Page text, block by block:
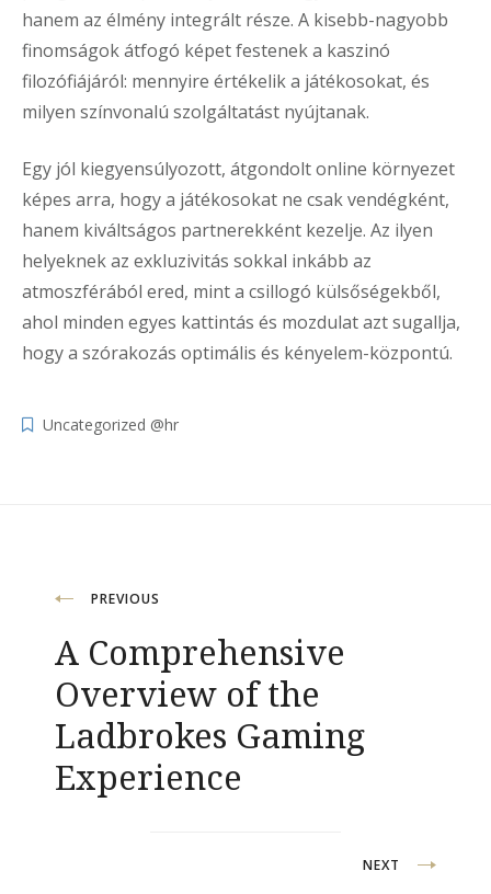
hanem az élmény integrált része. A kisebb-nagyobb
finomságok átfogó képet festenek a kaszinó
filozófiájáról: mennyire értékelik a játékosokat, és
milyen színvonalú szolgáltatást nyújtanak.
Egy jól kiegyensúlyozott, átgondolt online környezet
képes arra, hogy a játékosokat ne csak vendégként,
hanem kiváltságos partnerekként kezelje. Az ilyen
helyeknek az exkluzivitás sokkal inkább az
atmoszférából ered, mint a csillogó külsőségekből,
ahol minden egyes kattintás és mozdulat azt sugallja,
hogy a szórakozás optimális és kényelem-központú.
Uncategorized @hr
Navigacija
objava
PREVIOUS
A Comprehensive
Overview of the
Ladbrokes Gaming
Experience
NEXT